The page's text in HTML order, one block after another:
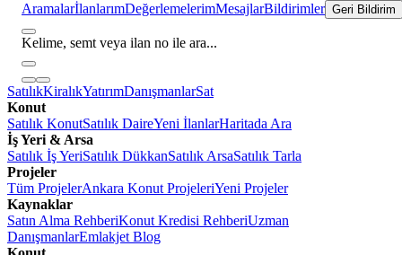
AramalarİlanlarımDeğerlemelerimMesajlarBildirimler Geri Bildirim
Kelime, semt veya ilan no ile ara...
SatılıkKiralıkYatırımDanışmanlarSat
Konut
Satılık KonutSatılık DaireYeni İlanlarHaritada Ara
İş Yeri & Arsa
Satılık İş YeriSatılık DükkanSatılık ArsaSatılık Tarla
Projeler
Tüm ProjelerAnkara Konut ProjeleriYeni Projeler
Kaynaklar
Satın Alma RehberiKonut Kredisi RehberiUzman
DanışmanlarEmlakjet Blog